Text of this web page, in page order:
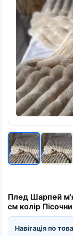
Плед Шарпей
см колір
Навігація по